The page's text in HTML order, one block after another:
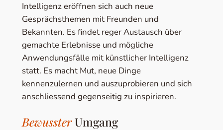
Intelligenz eröffnen sich auch neue
Gesprächsthemen mit Freunden und
Bekannten. Es findet reger Austausch über
gemachte Erlebnisse und mögliche
Anwendungsfälle mit künstlicher Intelligenz
statt. Es macht Mut, neue Dinge
kennenzulernen und auszuprobieren und sich
anschliessend gegenseitig zu inspirieren.
BewussterUmgang